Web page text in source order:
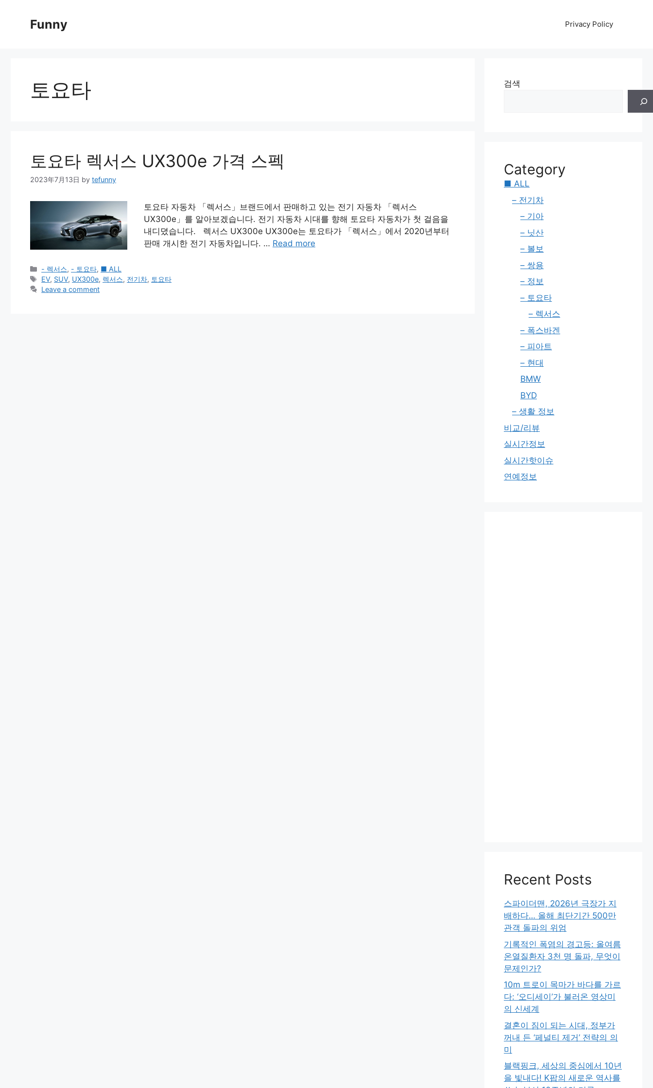
Funny Privacy Policy
토요타
토요타 렉서스 UX300e 가격 스펙
2023年7月13日 by tefunny
토요타 자동차 「렉서스」브랜드에서 판매하고 있는 전기 자동차 「렉서스
UX300e」를 알아보겠습니다. 전기 자동차 시대를 향해 토요타 자동차가 첫 걸음을
내디뎠습니다. 렉서스 UX300e UX300e는 토요타가 「렉서스」에서 2020년부터
판매 개시한 전기 자동차입니다. … Read more
Categories
- 렉서스, - 토요타, ■ ALL
Tags
EV, SUV, UX300e, 렉서스, 전기차, 토요타
Leave a comment
검색
Category
■ ALL
– 전기차
– 기아
– 닛산
– 볼보
– 쌍용
– 정보
– 토요타
– 렉서스
– 폭스바겐
– 피아트
– 현대
BMW
BYD
– 생활 정보
비교/리뷰
실시간정보
실시간핫이슈
연예정보
Recent Posts
스파이더맨, 2026년 극장가 지
배하다… 올해 최단기간 500만
관객 돌파의 위엄
기록적인 폭염의 경고등: 올여름
온열질환자 3천 명 돌파, 무엇이
문제인가?
10m 트로이 목마가 바다를 가르
다: ‘오디세이’가 불러온 영상미
의 신세계
결혼이 짐이 되는 시대, 정부가
꺼내 든 ‘페널티 제거’ 전략의 의
미
블랙핑크, 세상의 중심에서 10년
을 빛내다! K팝의 새로운 역사를